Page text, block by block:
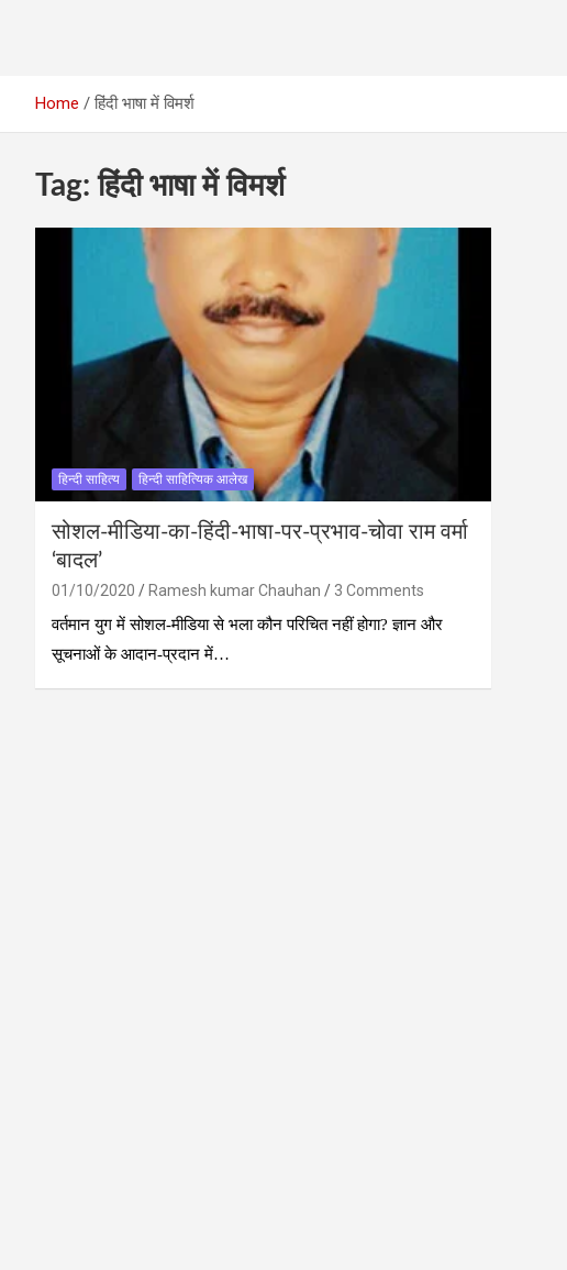
Home हिंदी भाषा में विमर्श
Tag:हिंदी भाषा में विमर्श
हिन्दी साहित्य हिन्दी साहित्यिक आलेख
सोशल-मीडिया-का-हिंदी-भाषा-पर-प्रभाव-चोवा राम वर्मा
‘बादल’
01/10/2020 Ramesh kumar Chauhan
3 Comments
वर्तमान युग में सोशल-मीडिया से भला कौन परिचित नहीं होगा? ज्ञान और
सूचनाओं के आदान-प्रदान में…